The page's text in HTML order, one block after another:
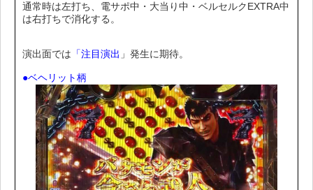
通常時は左打ち、電サポ中・大当り中・ベルセルクEXTRA中
は右打ちで消化する。
演出面では 「注目演出 」発生に期待。
●ベヘリット柄